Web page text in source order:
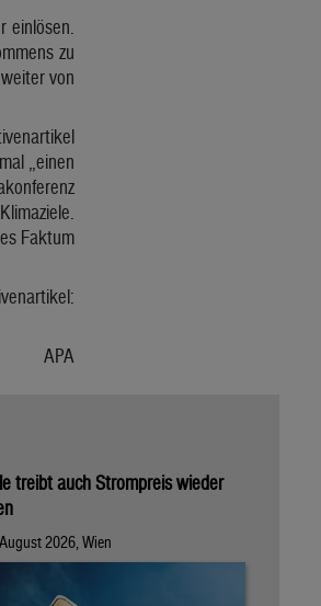
einlösen.
zu
von
„einen
Faktum
APA
treibt auch Strompreis wieder
2026, Wien